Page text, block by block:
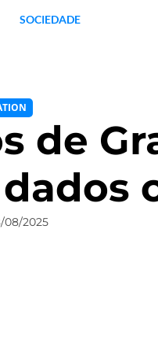
SOCIEDADE
de
08/2025